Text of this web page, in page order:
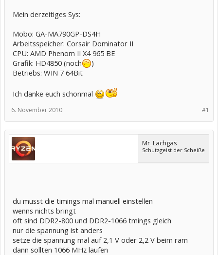
Mein derzeitiges Sys:
Mobo: GA-MA790GP-DS4H
Arbeitsspeicher: Corsair Dominator II
CPU: AMD Phenom II X4 965 BE
Grafik: HD4850 (noch
)
Betriebs: WIN 7 64Bit
Ich danke euch schonmal
#1
6. November 2010
Mr_Lachgas
Schutzgeist der Scheiße
du musst die timings mal manuell einstellen
wenns nichts bringt
oft sind DDR2-800 und DDR2-1066 tmings gleich
nur die spannung ist anders
setze die spannung mal auf 2,1 V oder 2,2 V beim ram
dann sollten 1066 MHz laufen